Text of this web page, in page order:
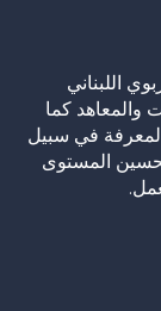
اللبناني
والمعاهد كما
في سبيل
تحسين المستوى